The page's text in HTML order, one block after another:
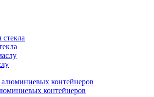
контейнеров